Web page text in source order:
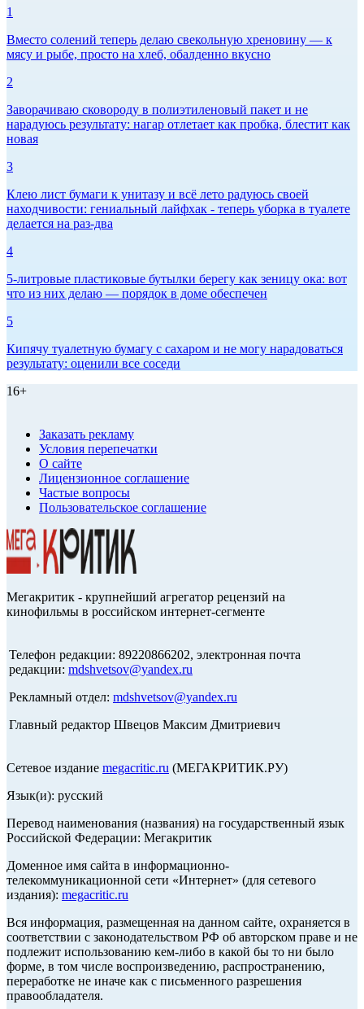
1
Вместо солений теперь делаю свекольную хреновину — к
мясу и рыбе, просто на хлеб, обалденно вкусно
2
Заворачиваю сковороду в полиэтиленовый пакет и не
нарадуюсь результату: нагар отлетает как пробка, блестит как
новая
3
Клею лист бумаги к унитазу и всё лето радуюсь своей
находчивости: гениальный лайфхак - теперь уборка в туалете
делается на раз-два
4
5-литровые пластиковые бутылки берегу как зеницу ока: вот
что из них делаю — порядок в доме обеспечен
5
Кипячу туалетную бумагу с сахаром и не могу нарадоваться
результату: оценили все соседи
16+
Заказать рекламу
Условия перепечатки
О сайте
Лицензионное соглашение
Частые вопросы
Пользовательское соглашение
Мегакритик - крупнейший агрегатор рецензий на
кинофильмы в российском интернет-сегменте
Телефон редакции: 89220866202, электронная почта
редакции: mdshvetsov@yandex.ru
Рекламный отдел: mdshvetsov@yandex.ru
Главный редактор Швецов Максим Дмитриевич
Сетевое издание megacritic.ru (МЕГАКРИТИК.РУ)
Язык(и): русский
Перевод наименования (названия) на государственный язык
Российской Федерации: Мегакритик
Доменное имя сайта в информационно-
телекоммуникационной сети «Интернет» (для сетевого
издания): megacritic.ru
Вся информация, размещенная на данном сайте, охраняется в
соответствии с законодательством РФ об авторском праве и не
подлежит использованию кем-либо в какой бы то ни было
форме, в том числе воспроизведению, распространению,
переработке не иначе как с письменного разрешения
правообладателя.